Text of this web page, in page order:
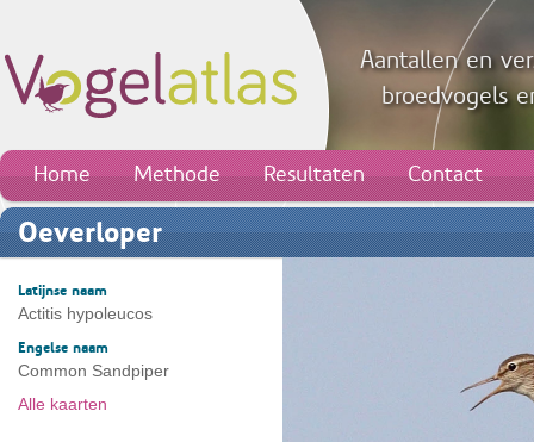
Aantallen en
broedvogels
Home Methode Resultaten Contact
Oeverloper
Latijnse naam
Actitis hypoleucos
Engelse naam
Common Sandpiper
Alle kaarten